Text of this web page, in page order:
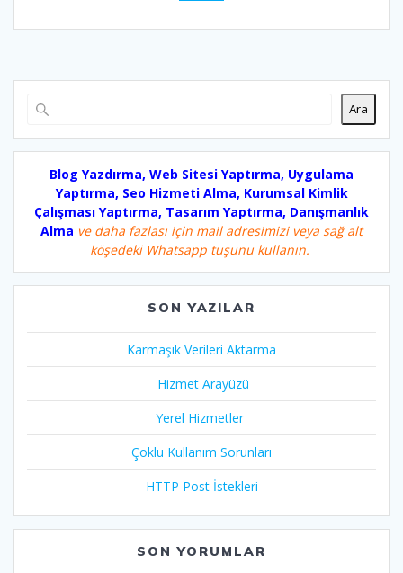
Ara
Blog Yazdırma, Web Sitesi Yaptırma, Uygulama
Yaptırma, Seo Hizmeti Alma, Kurumsal Kimlik
Çalışması Yaptırma, Tasarım Yaptırma, Danışmanlık
Alma ve daha fazlası için mail adresimizi veya sağ alt
köşedeki Whatsapp tuşunu kullanın.
SON YAZILAR
Karmaşık Verileri Aktarma
Hizmet Arayüzü
Yerel Hizmetler
Çoklu Kullanım Sorunları
HTTP Post İstekleri
SON YORUMLAR